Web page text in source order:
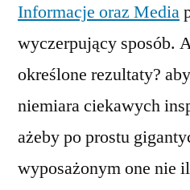
Informacje oraz Media
wyczerpujący sposób.
określone rezultaty?
niemiara ciekawych
ażeby po prostu
wyposażonym one nie